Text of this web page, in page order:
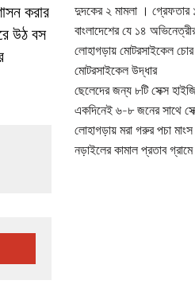
করার
উঠ বস
দুদকের ২ মামলা । গ্রেফতার
বাংলাদেশের যে ১৪
লোহাগড়ায় মোটরসাইকেল
মোটরসাইকেল উদ্ধার
ছেলেদের জন্য ৮টি সেক্স
একদিনেই ৬-৮ জনের সাথে
লোহাগড়ায় মরা গরুর পচা
নড়াইলের কামাল প্রতাব